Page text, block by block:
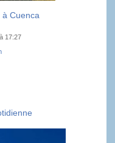
Cuenca
17:27